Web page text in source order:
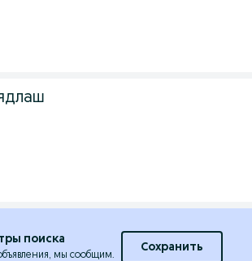
поиска
мы сообщим.
Сохранить